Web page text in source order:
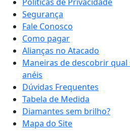
Segurança
Fale Conosco
Como pagar
Alianças no Atacado
Maneiras de descobrir
anéis
Dúvidas Frequentes
Tabela de Medida
Diamantes sem brilho?
Mapa do Site